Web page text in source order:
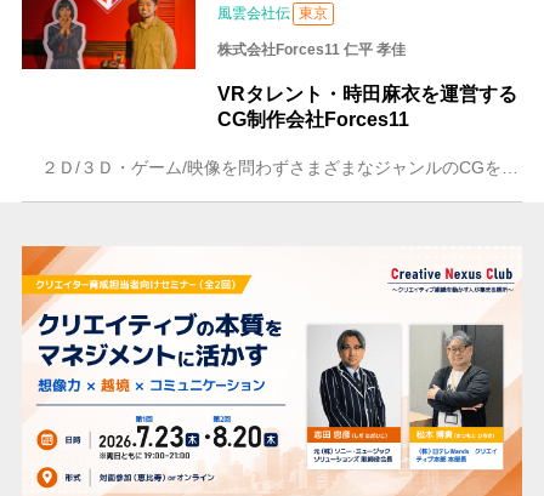
風雲会社伝 東京
株式会社Forces11 仁平 孝佳
VRタレント・時田麻衣を運営する
CG制作会社Forces11
２Ｄ/３Ｄ・ゲーム/映像を問わずさまざまなジャンルのCGを制作する株式会社Forces11の代表・仁平孝佳さんにお話を伺った。実力主義を徹底する会社にも